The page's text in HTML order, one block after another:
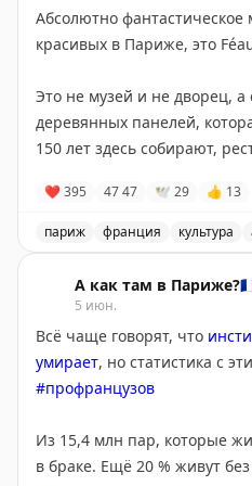
Le Dude.Бардля фанатов
коктейля главного героя –
📍214 Rue Saint-Maur,
Institut Giacometti.
садом дом-ателье
📍100 bis Rue d’Assas,
Оцените уровень
10. И если хотите вторую
🙎‍♀️Музеи и культурные
Лувр (для первого
достаточно)
МузейОрсе
Фонд Луи Виттона
Гран-Пале
Парки и сады
Люксембургский сад
Бют-Шомон
Ботанический сад
Парк Монсо
🏠 Районы и площади
Абсолютно фантастическое
красивых в Париже, это
Это не музей и не дворец, а
деревянных панелей,
150 лет здесь собирают,
миру. В мастерской
последних 500 лет.
За неприметной парижской
шкатулка с
Парижа🫠
📍9 Rue Laugier, 75017
❤ 395 4747 🕊 29 👍 13
париж франция культура
А как там в
5 июн.
Всё чаще говорят, что
умирает, но статистика с
#профранцузов
Из 15,4 млн пар, которые
в браке. Ещё 20 % живут